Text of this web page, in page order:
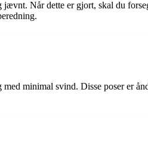
Når dette er gjort, skal du
minimal svind. Disse poser er